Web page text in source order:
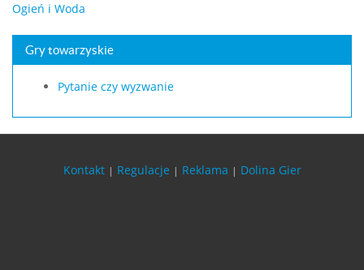
Ogień i Woda
Gry towarzyskie
Pytanie czy wyzwanie
Kontakt | Regulacje | Reklama | Dolina Gier